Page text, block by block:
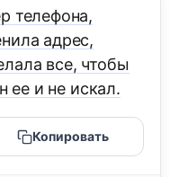
телефона,
адрес,
все, чтобы
ее и не искал.
Копировать